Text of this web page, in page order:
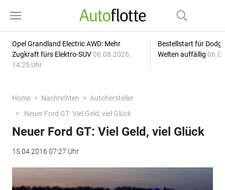
Opel Grandland Electric AWD: Mehr
Zugkraft fürs Elektro-SUV 06.08.2026,
14:25 Uhr
Bestellstart für
Welten auffällig
Home Nachrichten
Autohersteller
Neuer Ford GT: Viel Geld, viel Glück
Neuer Ford GT: Viel Geld, viel Glück
15.04.2016 07:27 Uhr